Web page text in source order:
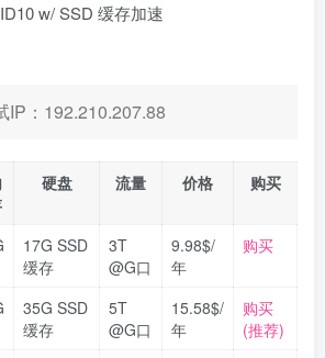
w/ SSD 缓存加速
IP：192.210.207.88
硬盘 流量 价格 购买
17G SSD
缓存
3T
@G口
9.98$/
年
购买
35G SSD
缓存
5T
@G口
15.58$/
年
购买
(推荐)